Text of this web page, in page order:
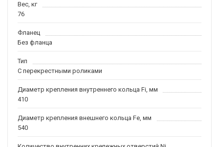
Вес, кг
76
Фланец
Без фланца
Тип
С перекрестными роликами
Диаметр крепления внутреннего кольца Fi, мм
410
Диаметр крепления внешнего кольца Fe, мм
540